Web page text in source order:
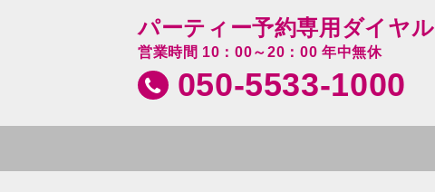
パーティー予約専用ダイヤル
営業時間 10：00～20：00 年中無休
050-5533-1000